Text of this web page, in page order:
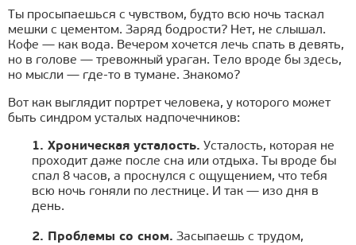
Ты просыпаешься с чувством, будто всю ночь таскал
мешки с цементом. Заряд бодрости? Нет, не слышал.
Кофе — как вода. Вечером хочется лечь спать в девять,
но в голове — тревожный ураган. Тело вроде бы здесь,
но мысли — где-то в тумане. Знакомо?
Вот как выглядит портрет человека, у которого может
быть синдром усталых надпочечников:
1. Хроническая усталость. Усталость, которая не
проходит даже после сна или отдыха. Ты вроде бы
спал 8 часов, а проснулся с ощущением, что тебя
всю ночь гоняли по лестнице. И так — изо дня в
день.
2. Проблемы со сном. Засыпаешь с трудом,